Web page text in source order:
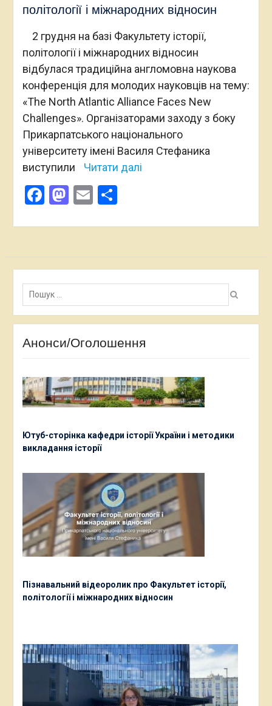
політології і міжнародних відносин
2 грудня на базі Факультету історії,
політології і міжнародних відносин
відбулася традиційна англомовна наукова
конференція для молодих науковців на тему:
«The North Atlantic Alliance Faces New
Challenges». Організаторами заходу з боку
Прикарпатського національного
університету імені Василя Стефаника
виступили
Читати далі
Facebook
Mastodon
EmailПоділитися
Пошук:
Анонси/Оголошення
Ютуб-сторінка кафедри історії України і методики
викладання історії
Пізнавальний відеоролик про Факультет історії,
політології і міжнародних відносин